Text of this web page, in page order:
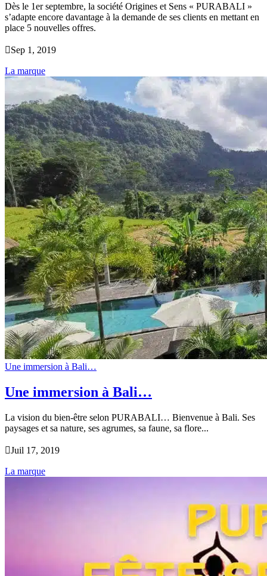
Dès le 1er septembre, la société Origines et Sens « PURABALI »
s’adapte encore davantage à la demande de ses clients en mettant en
place 5 nouvelles offres.
Sep 1, 2019
La marque
Une immersion à Bali…
Une immersion à Bali…
La vision du bien-être selon PURABALI… Bienvenue à Bali. Ses
paysages et sa nature, ses agrumes, sa faune, sa flore...
Juil 17, 2019
La marque